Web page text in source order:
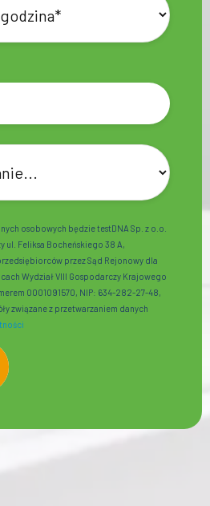
osobowych będzie testDNA Sp. z o.o.
ul. Feliksa Bocheńskiego 38 A,
przez Sąd Rejonowy dla
Wydział VIII Gospodarczy Krajowego
0001091570, NIP: 634-282-27-48,
związane z przetwarzaniem danych